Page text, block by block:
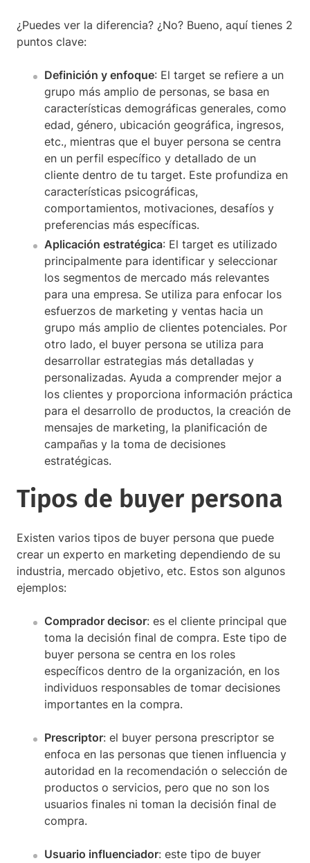
¿Puedes ver la diferencia? ¿No? Bueno, aquí tienes 2
puntos clave:
Definición y enfoque: El target se refiere a un
grupo más amplio de personas, se basa en
características demográficas generales, como
edad, género, ubicación geográfica, ingresos,
etc., mientras que el buyer persona se centra
en un perfil específico y detallado de un
cliente dentro de tu target. Este profundiza en
características psicográficas,
comportamientos, motivaciones, desafíos y
preferencias más específicas.
Aplicación estratégica: El target es utilizado
principalmente para identificar y seleccionar
los segmentos de mercado más relevantes
para una empresa. Se utiliza para enfocar los
esfuerzos de marketing y ventas hacia un
grupo más amplio de clientes potenciales. Por
otro lado, el buyer persona se utiliza para
desarrollar estrategias más detalladas y
personalizadas. Ayuda a comprender mejor a
los clientes y proporciona información práctica
para el desarrollo de productos, la creación de
mensajes de marketing, la planificación de
campañas y la toma de decisiones
estratégicas.
Tipos de buyer persona
Existen varios tipos de buyer persona que puede
crear un experto en marketing dependiendo de su
industria, mercado objetivo, etc. Estos son algunos
ejemplos:
Comprador decisor: es el cliente principal que
toma la decisión final de compra. Este tipo de
buyer persona se centra en los roles
específicos dentro de la organización, en los
individuos responsables de tomar decisiones
importantes en la compra.
Prescriptor: el buyer persona prescriptor se
enfoca en las personas que tienen influencia y
autoridad en la recomendación o selección de
productos o servicios, pero que no son los
usuarios finales ni toman la decisión final de
compra.
Usuario influenciador: este tipo de buyer